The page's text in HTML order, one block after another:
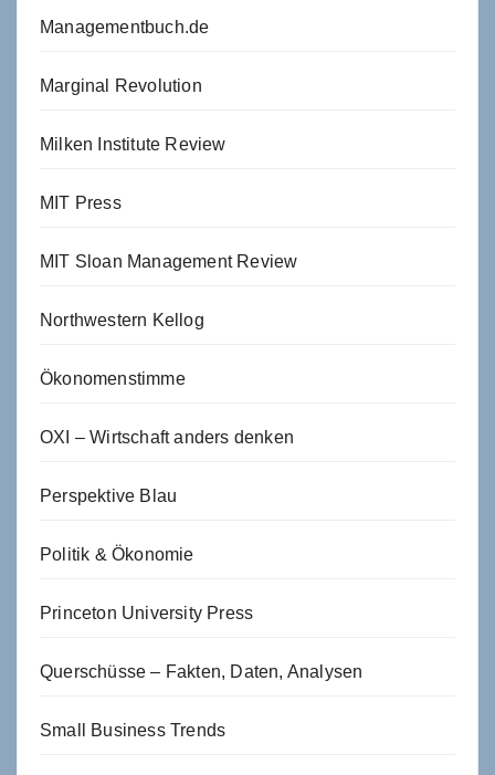
Managementbuch.de
Marginal Revolution
Milken Institute Review
MIT Press
MIT Sloan Management Review
Northwestern Kellog
Ökonomenstimme
OXI – Wirtschaft anders denken
Perspektive Blau
Politik & Ökonomie
Princeton University Press
Querschüsse – Fakten, Daten, Analysen
Small Business Trends